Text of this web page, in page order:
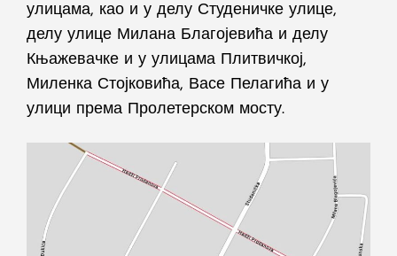
улицама, као и у делу Студеничке улице,
делу улице Милана Благојевића и делу
Књажевачке и у улицама Плитвичкој,
Миленка Стојковића, Васе Пелагића и у
улици према Пролетерском мосту.